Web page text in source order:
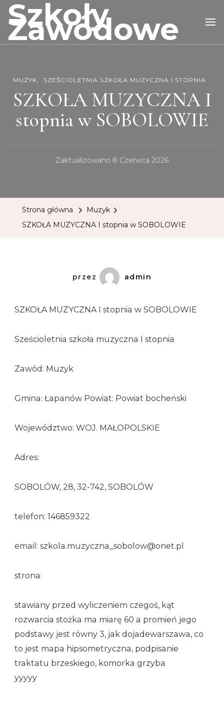
Szkoły
Zawodowe
MUZYK SZEŚCIOLETNIA SZKOŁA MUZYCZNA I STOPNIA
SZKOŁA MUZYCZNA I
stopnia w SOBOLOWIE
Zaktualizowano 8 Czerwca 2026
Strona główna
Muzyk
SZKOŁA MUZYCZNA I stopnia w SOBOLOWIE
przez admin
SZKOŁA MUZYCZNA I stopnia w SOBOLOWIE
Sześcioletnia szkoła muzyczna I stopnia
Zawód: Muzyk
Gmina: Łapanów Powiat: Powiat bocheński
Województwo: WOJ. MAŁOPOLSKIE
Adres:
SOBOLÓW, 28, 32-742, SOBOLÓW
telefon: 146859322
email: szkola.muzyczna_sobolow@onet.pl
strona:
stawiany przed wyliczeniem czegoś, kąt
rozwarcia stożka ma miarę 60 a promień jego
podstawy jest równy 3, jak dojadewarszawa, co
to jest mapa hipsometryczna, podpisanie
traktatu brzeskiego, komorka grzyba
yyyyy